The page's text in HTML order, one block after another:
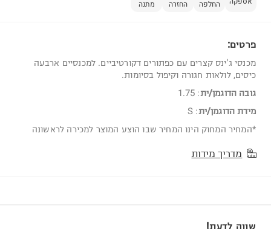
החלפה החזרה מתנה
פרטים:
מכנסי ג'ינס קצרים עם כפתורים דקורטיביים. למכנסיים ארבעה
כיסים, לולאות חגורה וקיפול בסיומות.
גובה הדוגמן/ית:
1.75
מידת הדוגמן/ית:
S
*המחיר המחוק הינו המחיר שבו הוצע המוצר למכירה לראשונה
מדריך מידות
שווה לדעת!